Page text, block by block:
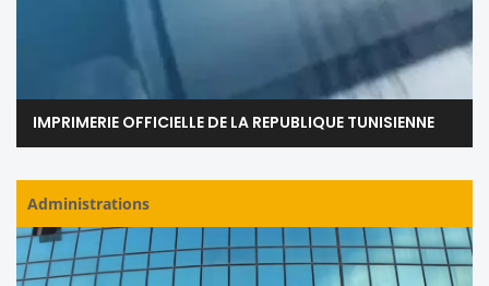
IMPRIMERIE OFFICIELLE DE LA REPUBLIQUE TUNISIENNE
Administrations